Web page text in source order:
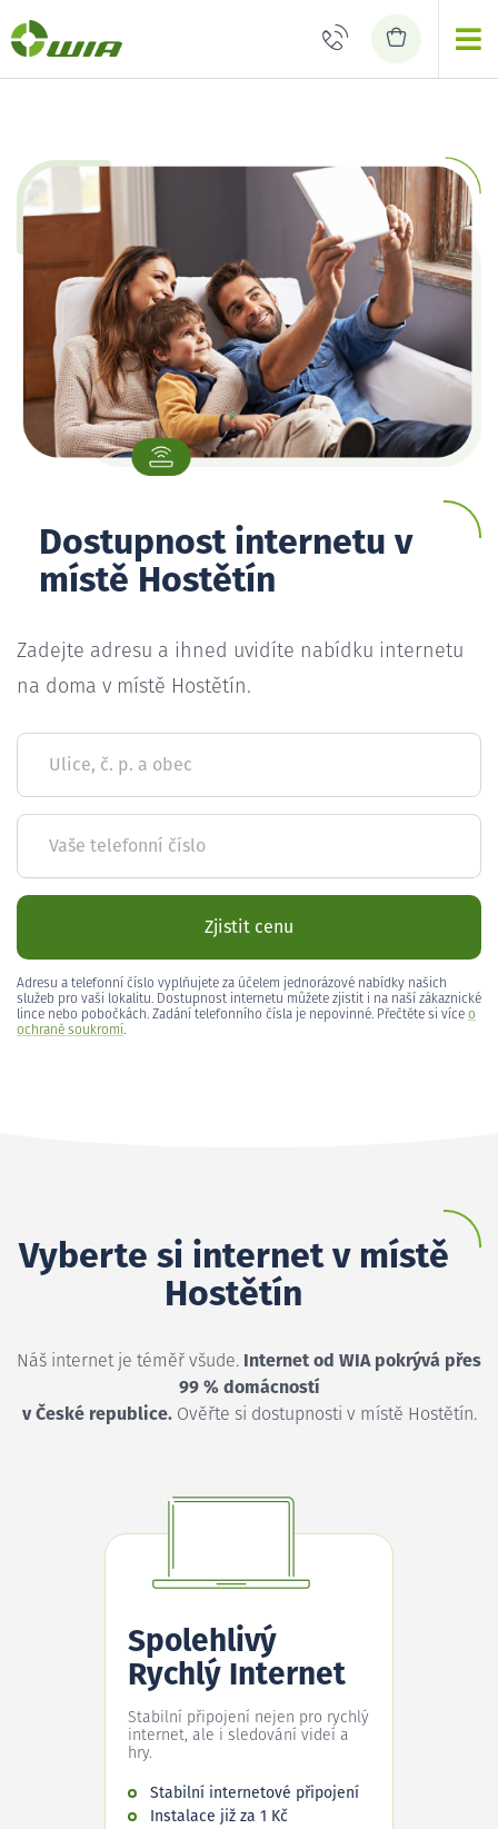
Dostupnost internetu v
místě Hostětín
Zadejte adresu a ihned uvidíte nabídku internetu
na doma v místě Hostětín.
Ulice, č. p. a obec
Vaše telefonní číslo
Zjistit cenu
Adresu a telefonní číslo vyplňujete za účelem jednorázové nabídky našich
služeb pro vaši lokalitu. Dostupnost internetu můžete zjistit i na naší zákaznické
lince nebo pobočkách. Zadání telefonního čísla je nepovinné. Přečtěte si více o
ochraně soukromí.
Vyberte si internet v místě
Hostětín
Náš internet je téměř všude. Internet od WIA pokrývá přes
99 % domácností
v České republice.Ověřte si dostupnosti v místě Hostětín.
Spolehlivý
Rychlý Internet
Stabilní připojení nejen pro rychlý
internet, ale i sledování videí a
hry.
Stabilní internetové připojení
Instalace již za 1 Kč